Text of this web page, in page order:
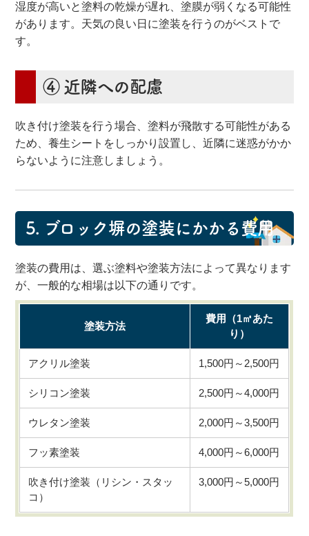
湿度が高いと塗料の乾燥が遅れ、塗膜が弱くなる可能性
があります。天気の良い日に塗装を行うのがベストで
す。
④ 近隣への配慮
吹き付け塗装を行う場合、塗料が飛散する可能性がある
ため、養生シートをしっかり設置し、近隣に迷惑がかか
らないように注意しましょう。
5. ブロック塀の塗装にかかる費用
塗装の費用は、選ぶ塗料や塗装方法によって異なります
が、一般的な相場は以下の通りです。
塗装方法
費用（1㎡あた
り）
アクリル塗装 1,500円～2,500円
シリコン塗装 2,500円～4,000円
ウレタン塗装 2,000円～3,500円
フッ素塗装 4,000円～6,000円
吹き付け塗装（リシン・スタッ
コ）
3,000円～5,000円